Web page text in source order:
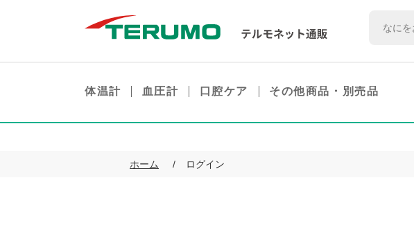
体温計 血圧計 口腔ケア その他商品・ 別売品
ホーム ログイン